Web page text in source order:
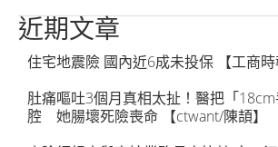
近期文章
住宅地震險 國內近6成未投保 【工商時
肚痛嘔吐3個月真相太扯！醫把「
腔 她腸壞死險喪命 【ctwant/陳頡】